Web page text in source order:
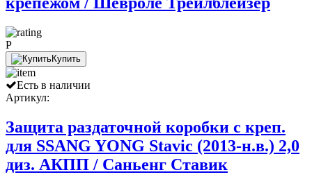
P
Купить
Есть в наличии
Артикул:
Защита раздаточной коробки с креп.
для SSANG YONG Stavic (2013-н.в.) 2,0
диз. АКПП / Саньенг Ставик